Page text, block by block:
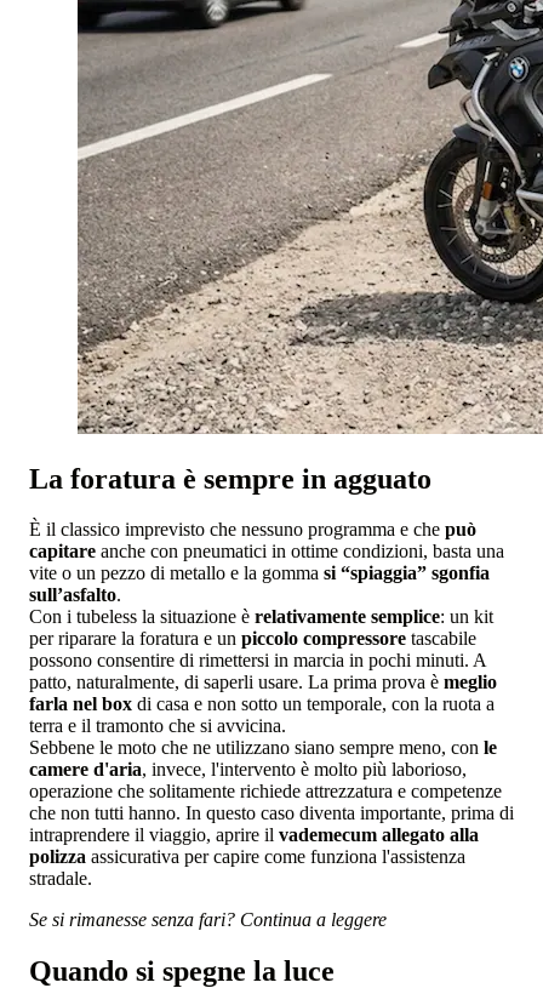
La foratura è sempre in agguato
È il classico imprevisto che nessuno programma e che può
capitare anche con pneumatici in ottime condizioni, basta una
vite o un pezzo di metallo e la gomma si “spiaggia” sgonfia
sull’asfalto.
Con i tubeless la situazione è relativamente semplice: un kit
per riparare la foratura e un piccolo compressore tascabile
possono consentire di rimettersi in marcia in pochi minuti. A
patto, naturalmente, di saperli usare. La prima prova è meglio
farla nel box di casa e non sotto un temporale, con la ruota a
terra e il tramonto che si avvicina.
Sebbene le moto che ne utilizzano siano sempre meno, con le
camere d'aria, invece, l'intervento è molto più laborioso,
operazione che solitamente richiede attrezzatura e competenze
che non tutti hanno. In questo caso diventa importante, prima di
intraprendere il viaggio, aprire il vademecum allegato alla
polizza assicurativa per capire come funziona l'assistenza
stradale.
Se si rimanesse senza fari? Continua a leggere
Quando si spegne la luce